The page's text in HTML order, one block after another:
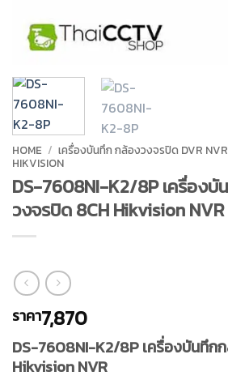
HOME / เครื่องบันทึก กล้องวงจรปิด DVR NVR
HIKVISION
DS-7608NI-K2/8P เครื่อง
วงจรปิด 8CH Hikvision NVR
ราคา7,870
DS-7608NI-K2/8P เครื่องบันทึก
Hikvision NVR